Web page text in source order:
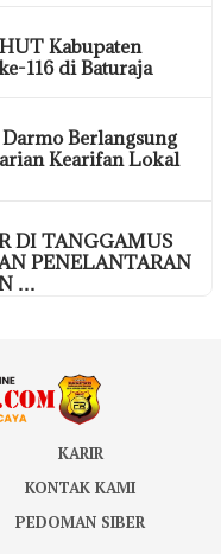
Kabupaten
116 di Baturaja
Berlangsung
Kearifan Lokal
DI TANGGAMUS
PENELANTARAN
…
KARIR
KONTAK KAMI
PEDOMAN SIBER